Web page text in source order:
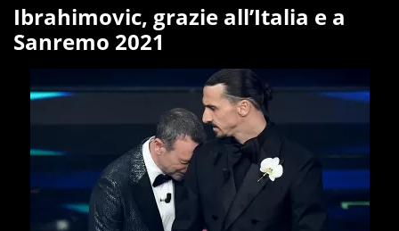
Ibrahimovic, grazie all’Italia e a
Sanremo 2021